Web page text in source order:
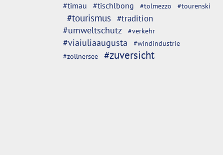
#timau #tischlbong #tolmezzo #tourenski
#tourismus #tradition
#umweltschutz
#verkehr
#viaiuliaaugusta #windindustrie
#zollnersee #zuversicht